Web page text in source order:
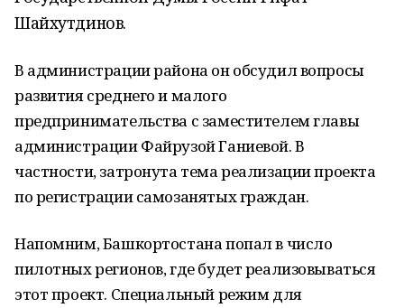
Шайхутдинов.
В администрации района он обсудил вопросы
развития среднего и малого
предпринимательства с заместителем главы
администрации Файрузой Ганиевой. В
частности, затронута тема реализации проекта
по регистрации самозанятых граждан.
Напомним, Башкортостана попал в число
пилотных регионов, где будет реализовываться
этот проект. Специальный режим для